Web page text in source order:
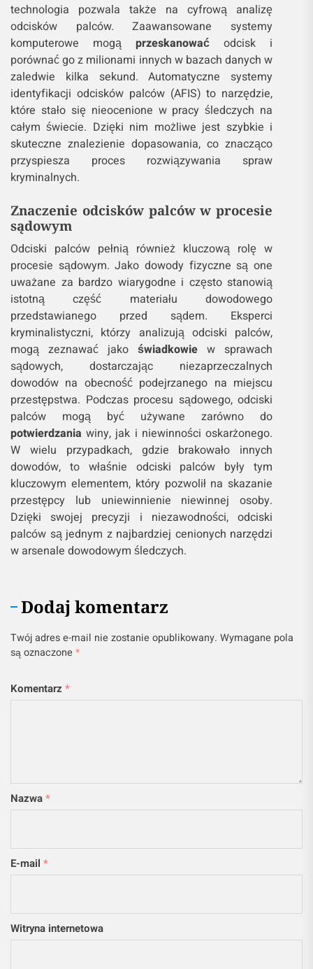
technologia pozwala także na cyfrową analizę
odcisków palców. Zaawansowane systemy
komputerowe mogąprzeskanować odcisk i
porównać go z milionami innych w bazach danych w
zaledwie kilka sekund. Automatyczne systemy
identyfikacji odcisków palców (AFIS) to narzędzie,
które stało się nieocenione w pracy śledczych na
całym świecie. Dzięki nim możliwe jest szybkie i
skuteczne znalezienie dopasowania, co znacząco
przyspiesza proces rozwiązywania spraw
kryminalnych.
Znaczenie odcisków palców w procesie
sądowym
Odciski palców pełnią również kluczową rolę w
procesie sądowym. Jako dowody fizyczne są one
uważane za bardzo wiarygodne i często stanowią
istotną część materiału dowodowego
przedstawianego przed sądem. Eksperci
kryminalistyczni, którzy analizują odciski palców,
mogą zeznawać jakoświadkowie w sprawach
sądowych, dostarczając niezaprzeczalnych
dowodów na obecność podejrzanego na miejscu
przestępstwa. Podczas procesu sądowego, odciski
palców mogą być używane zarówno do
potwierdzania winy, jak i niewinności oskarżonego.
W wielu przypadkach, gdzie brakowało innych
dowodów, to właśnie odciski palców były tym
kluczowym elementem, który pozwolił na skazanie
przestępcy lub uniewinnienie niewinnej osoby.
Dzięki swojej precyzji i niezawodności, odciski
palców są jednym z najbardziej cenionych narzędzi
w arsenale dowodowym śledczych.
Dodaj komentarz
Twój adres e-mail nie zostanie opublikowany. Wymagane pola
są oznaczone *
Komentarz *
Nazwa*
E-mail *
Witryna internetowa